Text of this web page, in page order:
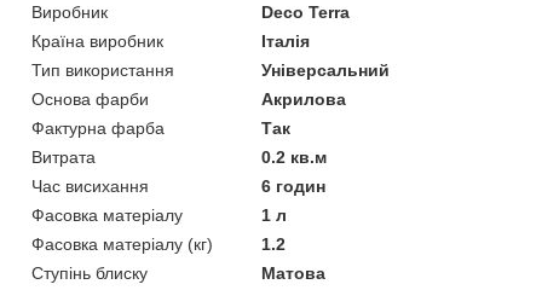
Виробник
Deco Terra
Країна виробник
Італія
Тип використання
Універсальний
Основа фарби
Акрилова
Фактурна фарба
Так
Витрата
0.2 кв.м
Час висихання
6 годин
Фасовка матеріалу
1 л
Фасовка матеріалу (кг)
1.2
Ступінь блиску
Матова